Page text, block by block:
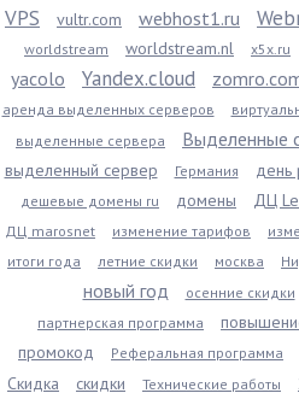
VPS vultr.com webhost1.ru
worldstream worldstream.nl x5x.ru
yacolo Yandex.cloud
аренда выделенных серверов
выделенные сервера
Выделенные
выделенный сервер Германия день
дешевые домены ru домены ДЦ
ДЦ marosnet изменение тарифов
итоги года
летние скидки москва
новый год
осенние скидки
партнерская программа
промокод
Реферальная программа
Скидка скидки Технические работы